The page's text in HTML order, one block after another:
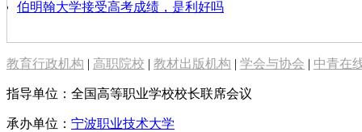
伯明翰大学接受高考成绩，是利好吗
教育行政机构 | 高职院校 | 教材出版机构 | 学会与协会 | 中青在
指导单位：全国高等职业学校校长联席会议
承办单位： 宁波职业技术大学